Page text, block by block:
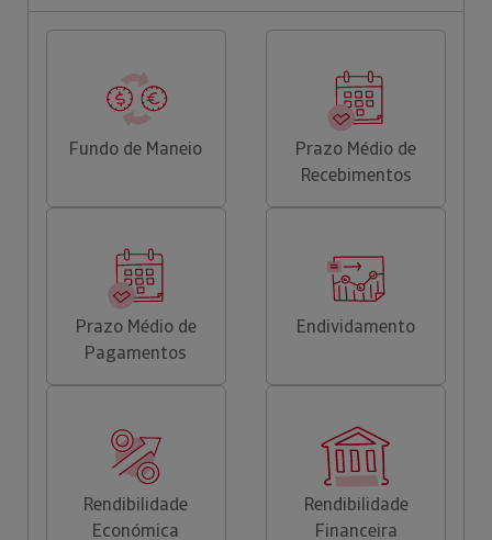
Fundo de Maneio
Prazo Médio de
Recebimentos
Prazo Médio de
Pagamentos
Endividamento
Rendibilidade
Económica
Rendibilidade
Financeira